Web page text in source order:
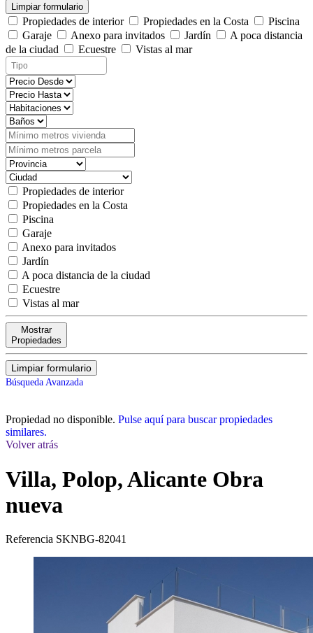
Limpiar formulario
Propiedades de interior Propiedades en la Costa
Piscina
Garaje
Anexo para invitados Jardín
A poca distancia
de la ciudad
Ecuestre Vistas al mar
Propiedades de interior
Propiedades en la Costa
Piscina
Garaje
Anexo para invitados
Jardín
A poca distancia de la ciudad
Ecuestre
Vistas al mar
Mostrar
Propiedades
Limpiar formulario
Búsqueda Avanzada
Propiedad no disponible. Pulse aquí para buscar propiedades
similares.
Volver atrás
Villa, Polop, Alicante Obra
nueva
Referencia SKNBG-82041